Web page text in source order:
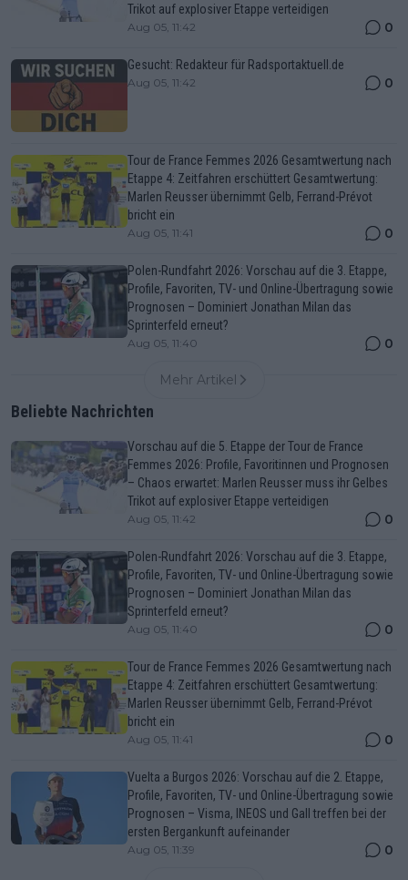
Trikot auf explosiver Etappe verteidigen
Aug 05, 11:42 0
Gesucht: Redakteur für Radsportaktuell.de
Aug 05, 11:42 0
Tour de France Femmes 2026 Gesamtwertung nach
Etappe 4: Zeitfahren erschüttert Gesamtwertung:
Marlen Reusser übernimmt Gelb, Ferrand-Prévot
bricht ein
Aug 05, 11:41 0
Polen-Rundfahrt 2026: Vorschau auf die 3. Etappe,
Profile, Favoriten, TV- und Online-Übertragung sowie
Prognosen – Dominiert Jonathan Milan das
Sprinterfeld erneut?
Aug 05, 11:40 0
Mehr Artikel
Beliebte Nachrichten
Vorschau auf die 5. Etappe der Tour de France
Femmes 2026: Profile, Favoritinnen und Prognosen
– Chaos erwartet: Marlen Reusser muss ihr Gelbes
Trikot auf explosiver Etappe verteidigen
Aug 05, 11:42 0
Polen-Rundfahrt 2026: Vorschau auf die 3. Etappe,
Profile, Favoriten, TV- und Online-Übertragung sowie
Prognosen – Dominiert Jonathan Milan das
Sprinterfeld erneut?
Aug 05, 11:40 0
Tour de France Femmes 2026 Gesamtwertung nach
Etappe 4: Zeitfahren erschüttert Gesamtwertung:
Marlen Reusser übernimmt Gelb, Ferrand-Prévot
bricht ein
Aug 05, 11:41 0
Vuelta a Burgos 2026: Vorschau auf die 2. Etappe,
Profile, Favoriten, TV- und Online-Übertragung sowie
Prognosen – Visma, INEOS und Gall treffen bei der
ersten Bergankunft aufeinander
Aug 05, 11:39 0